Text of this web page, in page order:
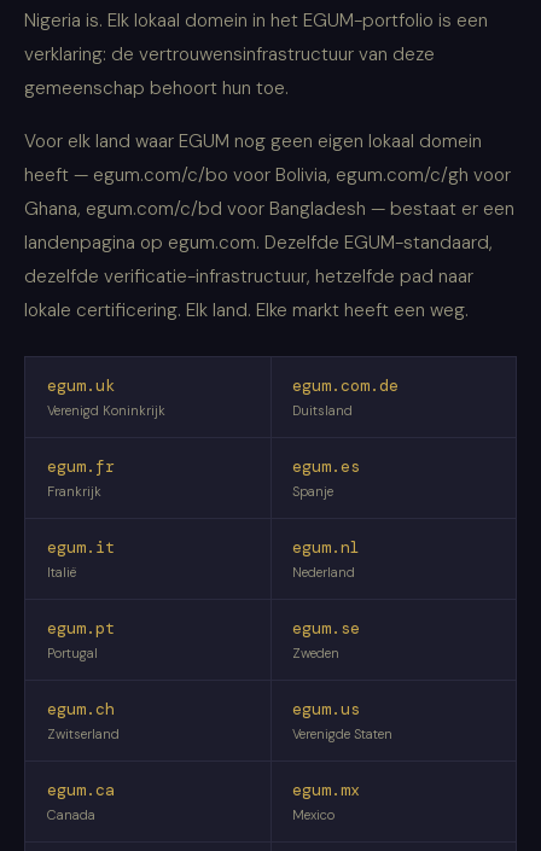
Nigeria is. Elk lokaal domein in het EGUM-portfolio is een
verklaring: de vertrouwensinfrastructuur van deze
gemeenschap behoort hun toe.
Voor elk land waar EGUM nog geen eigen lokaal domein
heeft — egum.com/c/bo voor Bolivia, egum.com/c/gh voor
Ghana, egum.com/c/bd voor Bangladesh — bestaat er een
landenpagina op egum.com. Dezelfde EGUM-standaard,
dezelfde verificatie-infrastructuur, hetzelfde pad naar
lokale certificering. Elk land. Elke markt heeft een weg.
egum.uk
Verenigd Koninkrijk
egum.com.de
Duitsland
egum.fr
Frankrijk
egum.es
Spanje
egum.it
Italië
egum.nl
Nederland
egum.pt
Portugal
egum.se
Zweden
egum.ch
Zwitserland
egum.us
Verenigde Staten
egum.ca
Canada
egum.mx
Mexico